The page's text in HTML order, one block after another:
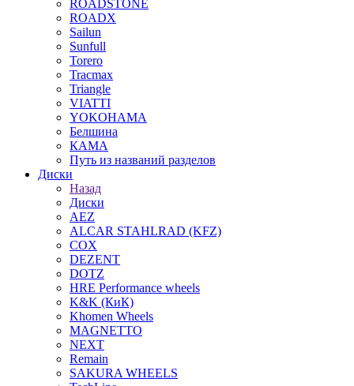
ROADSTONE
ROADX
Sailun
Sunfull
Torero
Tracmax
Triangle
VIATTI
YOKOHAMA
Белшина
КАМА
Путь из названий разделов
Диски
Назад
Диски
AEZ
ALCAR STAHLRAD (KFZ)
COX
DEZENT
DOTZ
HRE Performance wheels
K&K (КиК)
Khomen Wheels
MAGNETTO
NEXT
Remain
SAKURA WHEELS